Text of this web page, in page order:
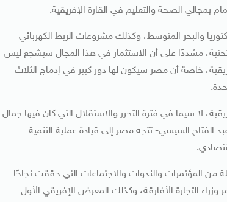
بمجالي الصحة والتعليم في القارة الإفريقية.
والبحر المتوسط، وكذلك مشروعات الربط الكهربائي
مشددًا على أن الاستثمار في هذا المجال سيشجع ليس
خاصة أن مصر سيكون لها دور كبير في إدماج الثلاث
لا سيما في فترة التحرر والاستقلال التي كان فيها جمال
الفتاح السيسي- تتجه مصر إلى قيادة عملية التنمية
من المؤتمرات والندوات والاجتماعات التي حققت نجاحًا
2018” بشرم الشيخ، ثم مؤتمر وزراء التجارة الأفارقة، وكذلك المعرض الإفريقي الأول